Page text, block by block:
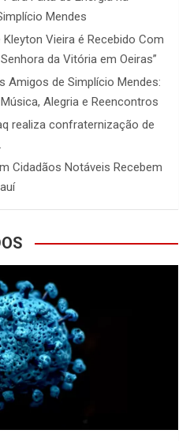
Mendes
Kleyton Vieira é Recebido Com
da Vitória em Oeiras”
Amigos de Simplício Mendes:
Alegria e Reencontros
realiza confraternização de
Cidadãos Notáveis Recebem